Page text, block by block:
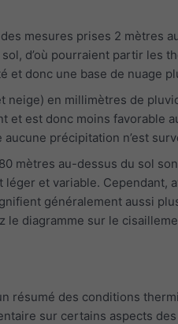
mesures prises 2 mètres
sol, d’où pourraient partir
donc une base de nuage
en millimètres de
et est donc moins favorable
précipitation n’est
mètres au-dessus du sol
et variable. Cependant,
généralement aussi
diagramme sur le
résumé des conditions
sur certains aspects